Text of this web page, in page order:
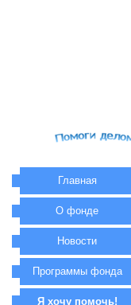
Главная
О фонде
Новости
Программы фонда
Я хочу помочь!